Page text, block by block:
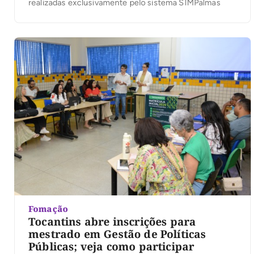
realizadas exclusivamente pelo sistema SIMPalmas
Fomação
Tocantins abre inscrições para
mestrado em Gestão de Políticas
Públicas; veja como participar